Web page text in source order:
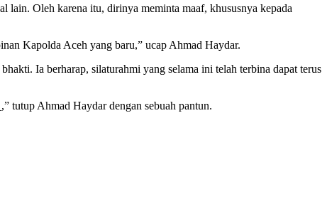
lain. Oleh karena itu, dirinya meminta maaf, khususnya kepada
Kapolda Aceh yang baru,” ucap Ahmad Haydar.
Ia berharap, silaturahmi yang selama ini telah terbina dapat terus
tutup Ahmad Haydar dengan sebuah pantun.